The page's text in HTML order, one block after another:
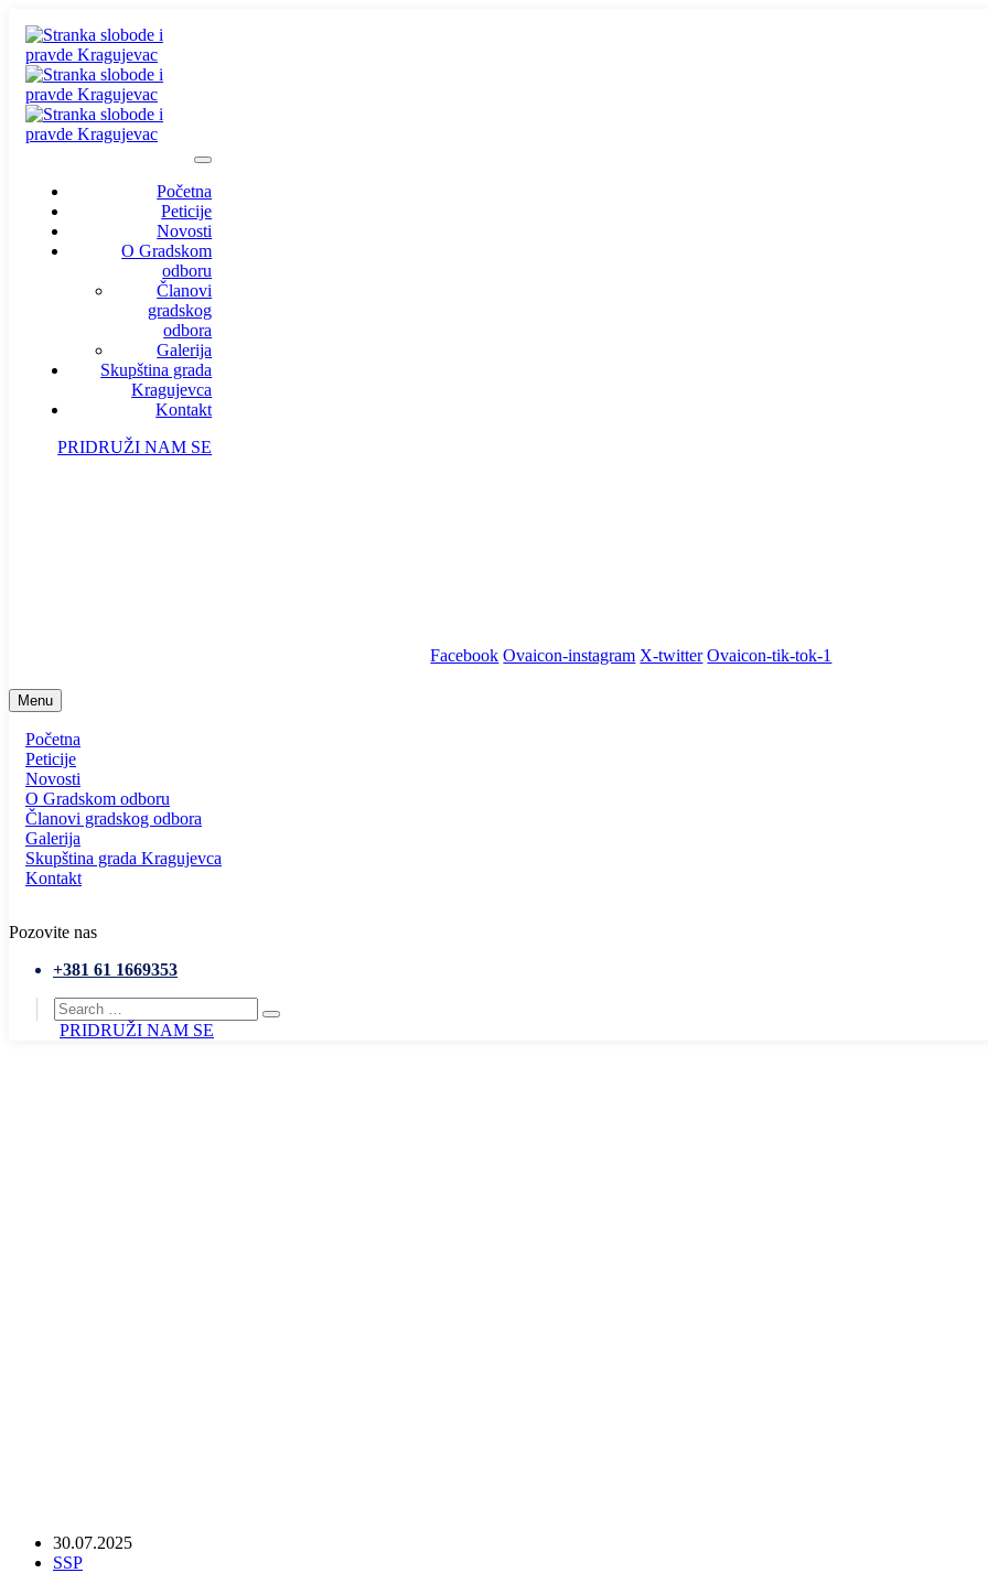
Početna
Peticije
Novosti
O Gradskom
odboru
Članovi
gradskog
odbora
Galerija
Skupština grada
Kragujevca
Kontakt
PRIDRUŽI NAM SE
Facebook Ovaicon-instagram X-twitter Ovaicon-tik-tok-1
Menu
Početna
Peticije
Novosti
O Gradskom odboru
Članovi gradskog odbora
Galerija
Skupština grada Kragujevca
Kontakt
Pozovite nas
+381 61 1669353
PRIDRUŽI NAM SE
30.07.2025
SSP